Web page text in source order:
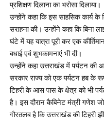
प्रशिक्षण दिलाना का भरोसा दिलाया।
उन्होंने कहा कि इस साहसिक कार्य के
सराहना की। उन्होंने कहा कि बिना
घंटे में यह यात्रा पूरी कर एक
बधाई एवं शुभकामनाएं भी दी।
उन्होंने कहा उत्तराखंड में पर्यटन
सरकार राज्य को एक पर्यटन हब के
टिहरी के आस पास के क्षेत्र को भी
है। इस दौरान कैबिनेट मंत्री गणेश
गौरतलब है कि उत्तराखंड की टिहरी